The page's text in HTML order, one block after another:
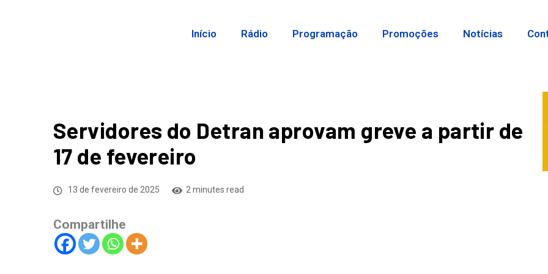
Início Rádio Programação Promoções Notícias
Servidores do Detran aprovam greve a partir de
17 de fevereiro
13 de fevereiro de 2025 2 minutes read
Compartilhe